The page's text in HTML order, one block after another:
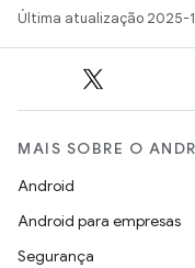
Última atualização 2025-
MAIS SOBRE O
Android
Android para empresas
Segurança